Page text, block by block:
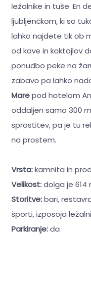
ležalnike in tuše. En
ljubljenčkom, ki so
lahko najdete tik ob
od kave in koktajlov
ponudbo peke na
zabavo pa lahko
Marepod hotelom
oddaljen samo 300
sprostitev, pa je tu
na prostem.
Vrsta:kamnita in
Velikost:dolga je 614
Storitve:bari,
športi, izposoja
Parkiranje:da